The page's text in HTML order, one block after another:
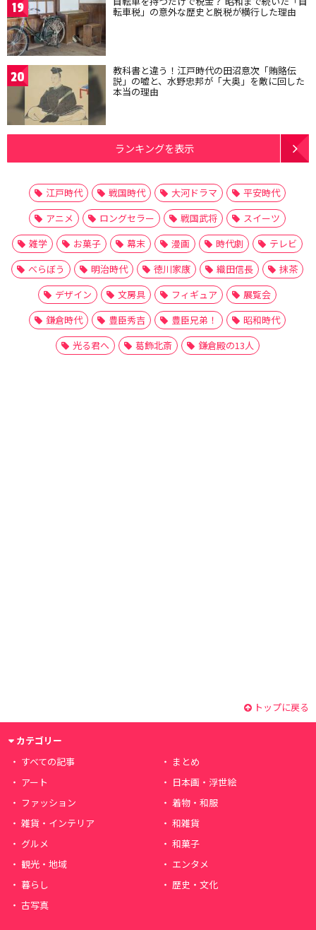
19 転車税」の意外な歴史と脱税が横行した理由
20 教科書と違う！江戸時代の田沼意次「賄賂伝
説」の嘘と、水野忠邦が「大奥」を敵に回した
本当の理由
ランキングを表示
江戸時代 戦国時代 大河ドラマ
平安時代
アニメ
ロングセラー 戦国武将
スイーツ
雑学
お菓子 幕末 漫画 時代劇
テレビ
べらぼう
明治時代 徳川家康 織田信長
抹茶
デザイン
文房具 フィギュア
展覧会
鎌倉時代
豊臣秀吉 豊臣兄弟！
昭和時代
光る君へ
葛飾北斎 鎌倉殿の13人
トップに戻る
カテゴリー
すべての記事
まとめ
アート
日本画・浮世絵
ファッション
着物・和服
雑貨・インテリア
和雑貨
グルメ
和菓子
観光・地域
エンタメ
暮らし
歴史・文化
古写真